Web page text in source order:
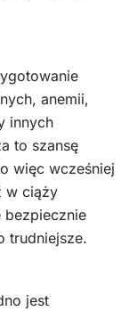
anemii,
innych
to szansę
więc wcześniej
w ciąży
bezpiecznie
trudniejsze.
jest